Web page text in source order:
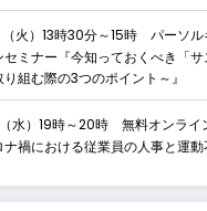
（火）13時30分～15時 パーソ
ミナー『今知っておくべき「サ
組む際の3つのポイント～』
（水）19時～20時 無料オンライ
禍における従業員の人事と運動